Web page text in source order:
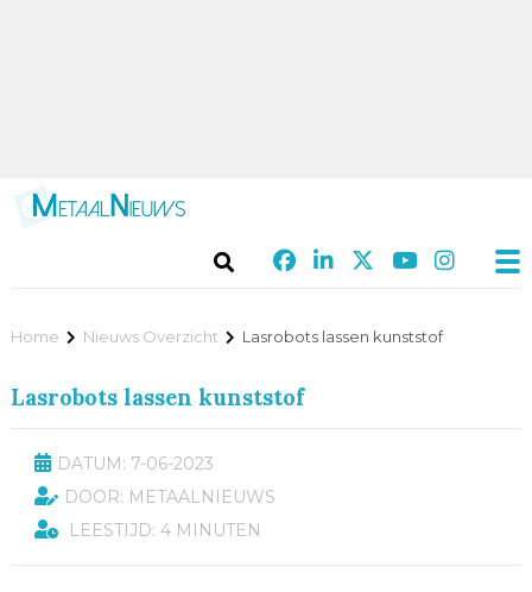
Home Nieuws Overzicht Lasrobots lassen kunststof
Lasrobots lassen kunststof
DATUM: 7-06-2023
DOOR: METAALNIEUWS
LEESTIJD: 4 MINUTEN